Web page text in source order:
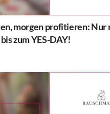
morgen profitieren: Nur
zum YES-DAY!